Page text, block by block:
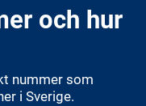
och hur
nummer som
i Sverige.